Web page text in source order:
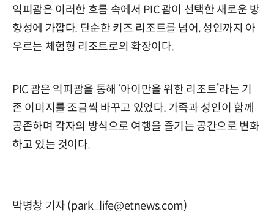
익피괌은 이러한 흐름 속에서 PIC 괌이 선택한 새로운 방
향성에 가깝다. 단순한 키즈 리조트를 넘어, 성인까지 아
우르는 체험형 리조트로의 확장이다.
PIC 괌은 익피괌을 통해 ‘아이만을 위한 리조트’라는 기
존 이미지를 조금씩 바꾸고 있었다. 가족과 성인이 함께
공존하며 각자의 방식으로 여행을 즐기는 공간으로 변화
하고 있는 것이다.
박병창 기자 (park_life@etnews.com)